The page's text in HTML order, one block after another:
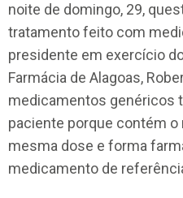
noite de domingo, 29,
tratamento feito com
presidente em exercício
Farmácia de Alagoas,
medicamentos genéricos
paciente porque contém
mesma dose e forma
medicamento de